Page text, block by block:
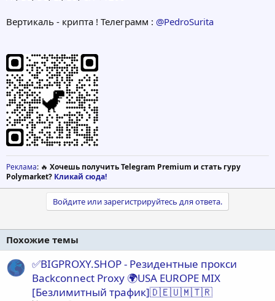
Вертикаль - крипта ! Телеграмм : @PedroSurita
Реклама: 🔥 Хочешь получить Telegram Premium и стать гуру
Polymarket? Кликай сюда!
Войдите или зарегистрируйтесь для ответа.
Похожие темы
✅BIGPROXY.SHOP - Резидентные прокси
Backconnect Proxy 🌍USA EUROPE MIX
[Безлимитный трафик]🇩🇪🇺🇲🇹🇷